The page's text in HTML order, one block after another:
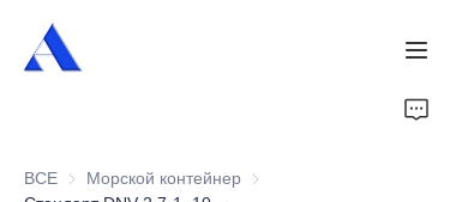
ВСЕ Морской контейнер Морской контейнер